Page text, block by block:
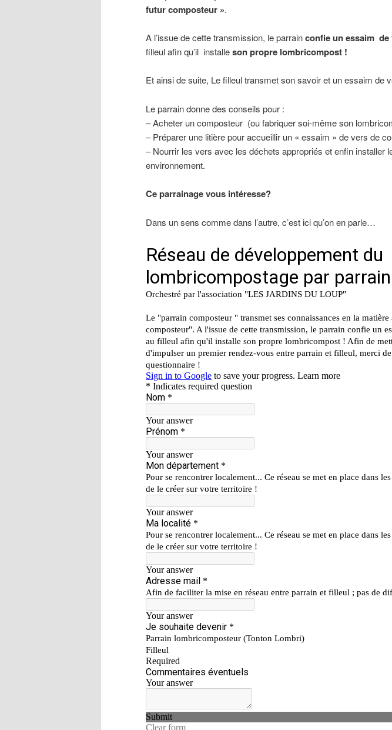
futur composteur ».
A l’issue de cette transmission, le parrainconfie un essaim
filleul afin qu’il installeson propre lombricompost !
Et ainsi de suite, Le filleul transmet son savoir et un essaim de
Le parrain donne des conseils pour :
– Acheter un composteur (ou fabriquer soi-même son
– Préparer une litière pour accueillir un « essaim » de vers de
– Nourrir les vers avec les déchets appropriés et enfin installer
environnement.
Ce parrainage vous intéresse?
Dans un sens comme dans l’autre, c’est ici qu’on en parle…